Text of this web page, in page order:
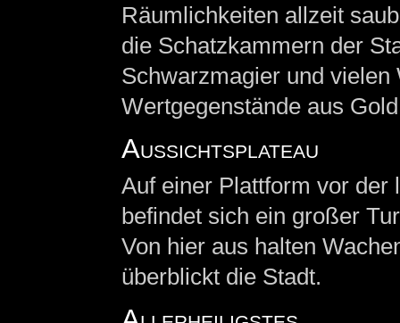
Räumlichkeiten allzeit
die Schatzkammern der
Schwarzmagier und
Wertgegenstände aus
Aussichtsplateau
Auf einer Plattform vor der
befindet sich ein großer
Von hier aus halten
überblickt die Stadt.